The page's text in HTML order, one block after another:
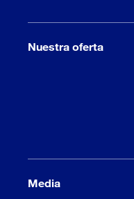
Nuestra oferta
Media